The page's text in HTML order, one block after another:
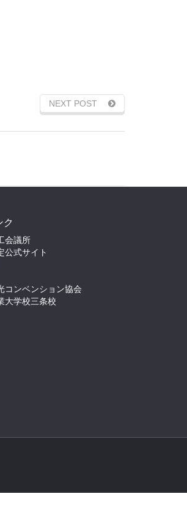
NEXT POST
ク
会議所
公式サイト
コンベンション協会
大学校三条校